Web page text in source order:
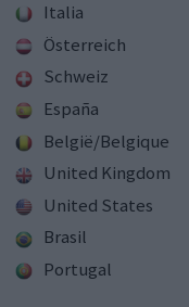
Italia
Österreich
Schweiz
España
België/Belgique
United Kingdom
United States
Brasil
Portugal